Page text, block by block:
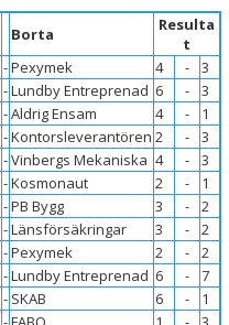
Borta
Resulta
t
-Pexymek 4 -
3
-Lundby Entreprenad 6 -
3
-Aldrig Ensam 4 -
1
-Kontorsleverantören 2 -
3
-Vinbergs Mekaniska 4 -
3
-Kosmonaut 2 -
1
-PB Bygg 3 -
2
-Länsförsäkringar 3 -
2
-Pexymek 2 -
2
-Lundby Entreprenad 6 -
7
- SKAB 6 -
1